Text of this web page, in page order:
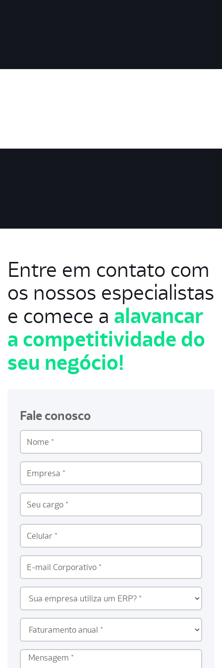
Entre em contato com
os nossos especialistas
e comece a alavancar
a competitividade do
seu negócio!
Fale conosco